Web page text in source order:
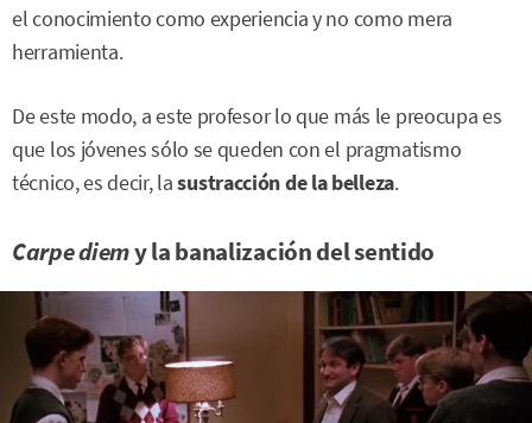
el conocimiento como experiencia y no como mera
herramienta.
De este modo, a este profesor lo que más le preocupa es
que los jóvenes sólo se queden con el pragmatismo
técnico, es decir, lasustracción de la belleza.
Carpe diemy la banalización del sentido